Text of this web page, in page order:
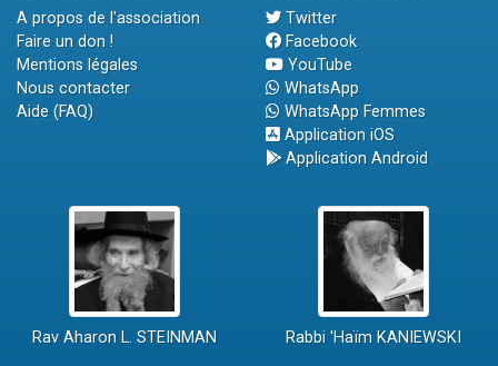
A propos de l'association
Faire un don !
Mentions légales
Nous contacter
Aide (FAQ)
Twitter
Facebook
YouTube
WhatsApp
WhatsApp Femmes
Application iOS
Application Android
Rav Aharon L. STEINMAN Rabbi 'Haïm KANIEWSKI